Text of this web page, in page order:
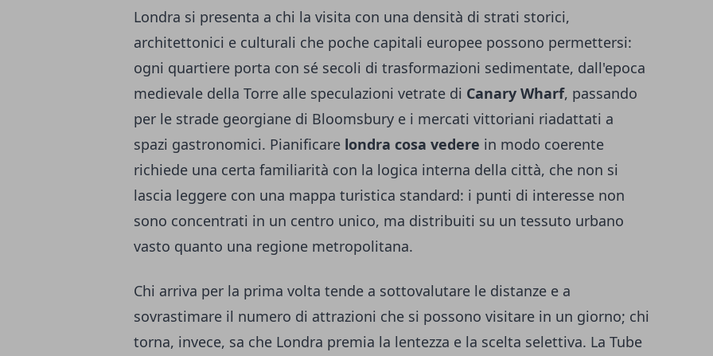
Londra si presenta a chi la visita con una densità di strati storici,
architettonici e culturali che poche capitali europee possono permettersi:
ogni quartiere porta con sé secoli di trasformazioni sedimentate, dall'epoca
medievale della Torre alle speculazioni vetrate di Canary Wharf, passando
per le strade georgiane di Bloomsbury e i mercati vittoriani riadattati a
spazi gastronomici. Pianificare londra cosa vedere in modo coerente
richiede una certa familiarità con la logica interna della città, che non si
lascia leggere con una mappa turistica standard: i punti di interesse non
sono concentrati in un centro unico, ma distribuiti su un tessuto urbano
vasto quanto una regione metropolitana.
Chi arriva per la prima volta tende a sottovalutare le distanze e a
sovrastimare il numero di attrazioni che si possono visitare in un giorno; chi
torna, invece, sa che Londra premia la lentezza e la scelta selettiva. La Tube